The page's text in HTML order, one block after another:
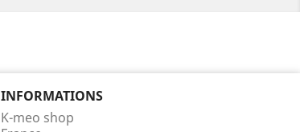
INFORMATIONS
K-meo shop